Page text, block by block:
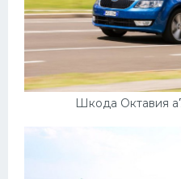
Шкода Октавия